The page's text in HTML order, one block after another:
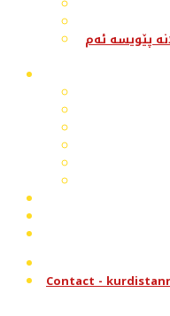
پێویسە ئەم
Contact -